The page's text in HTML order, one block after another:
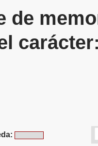
de